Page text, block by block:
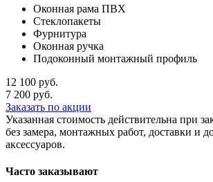
Оконная рама ПВХ
Стеклопакеты
Фурнитура
Оконная ручка
Подоконный монтажный профиль
12 100 руб.
7 200 руб.
Заказать по акции
Указанная стоимость действительна при
без замера, монтажных работ, доставки и
аксессуаров.
Часто заказывают